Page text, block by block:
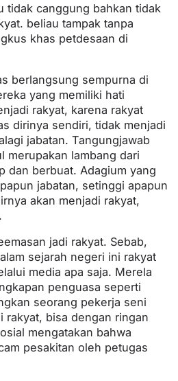
tidak canggung bahkan tidak
beliau tampak tanpa
khas petdesaan di
berlangsung sempurna di
yang memiliki hati
rakyat, karena rakyat
dirinya sendiri, tidak menjadi
jabatan. Tangungjawab
merupakan lambang dari
dan berbuat. Adagium yang
jabatan, setinggi apapun
akan menjadi rakyat,
jadi rakyat. Sebab,
sejarah negeri ini rakyat
media apa saja. Merela
penguasa seperti
seorang pekerja seni
rakyat, bisa dengan ringan
mengatakan bahwa
pesakitan oleh petugas